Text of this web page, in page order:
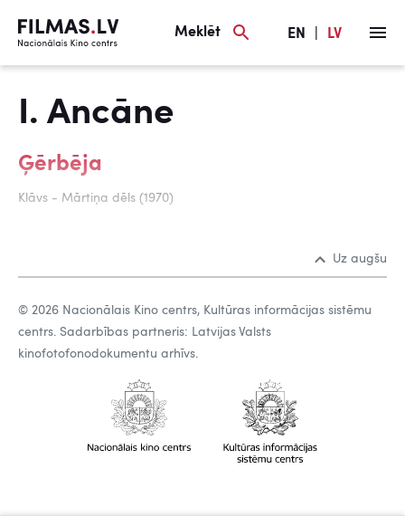
Meklēt EN LV
I. Ancāne
Ģērbēja
Klāvs - Mārtiņa dēls (1970)
Uz augšu
© 2026 Nacionālais Kino centrs, Kultūras informācijas sistēmu
centrs. Sadarbības partneris: Latvijas Valsts
kinofotofonodokumentu arhīvs.